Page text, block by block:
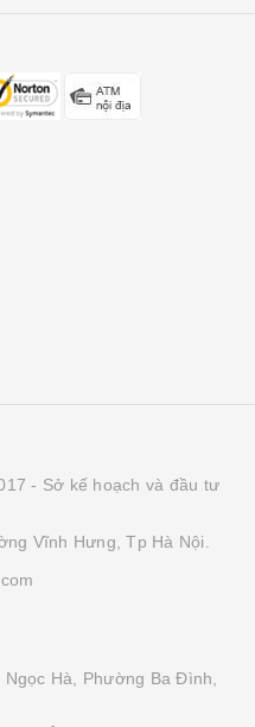
- Sở kế hoạch và đầu tư
Vĩnh Hưng, Tp Hà Nội.
Hà, Phường Ba Đình,